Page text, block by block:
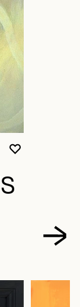
VOUS
FERMER
OUVRIR LA